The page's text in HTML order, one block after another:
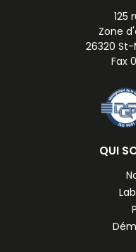
125
Zone
26320
Fax
QUI